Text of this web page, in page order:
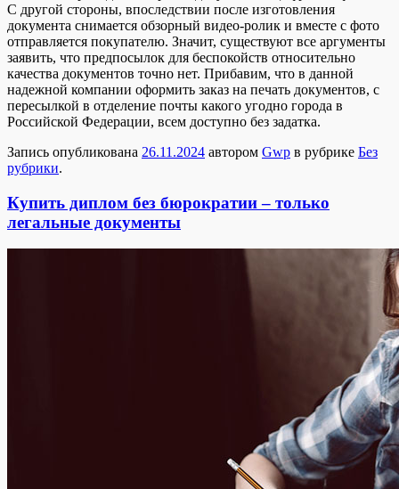
С другой стороны, впоследствии после изготовления
документа снимается обзорный видео-ролик и вместе с фото
отправляется покупателю. Значит, существуют все аргументы
заявить, что предпосылок для беспокойств относительно
качества документов точно нет. Прибавим, что в данной
надежной компании оформить заказ на печать документов, с
пересылкой в отделение почты какого угодно города в
Российской Федерации, всем доступно без задатка.
Запись опубликована 26.11.2024 автором Gwp в рубрике Без
рубрики.
Купить диплом без бюрократии – только
легальные документы